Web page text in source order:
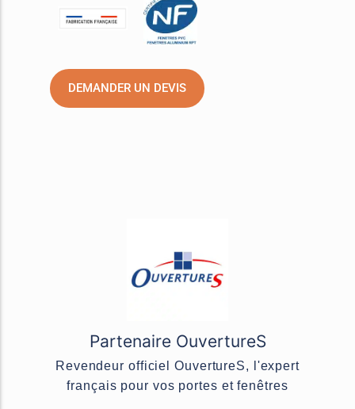
DEMANDER UN DEVIS
Partenaire OuvertureS
Revendeur officiel OuvertureS, l'expert
français pour vos portes et fenêtres